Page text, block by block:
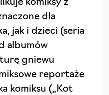
komiksy z
dla
jak i dzieci (seria
albumów
gniewu
reportaże
komiksu („Kot